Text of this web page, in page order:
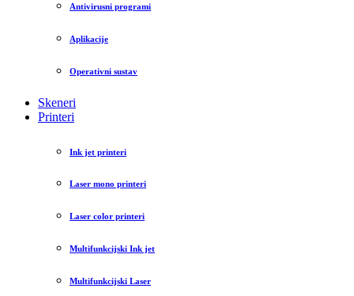
Antivirusni programi
Aplikacije
Operativni sustav
Skeneri
Printeri
Ink jet printeri
Laser mono printeri
Laser color printeri
Multifunkcijski Ink jet
Multifunkcijski Laser